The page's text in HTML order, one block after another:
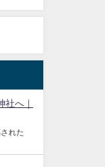
社へ｜
れた